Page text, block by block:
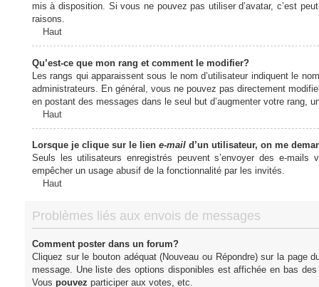
mis à disposition. Si vous ne pouvez pas utiliser d’avatar, c’est
raisons.
Haut
Qu’est-ce que mon rang et comment le modifier?
Les rangs qui apparaissent sous le nom d’utilisateur indiquent le
administrateurs. En général, vous ne pouvez pas directement
en postant des messages dans le seul but d’augmenter votre rang,
Haut
Lorsque je clique sur le lien e-maild’un utilisateur, on me
Seuls les utilisateurs enregistrés peuvent s’envoyer des e-
empêcher un usage abusif de la fonctionnalité par les invités.
Haut
Problèmes liés aux envois de messages
Comment poster dans un forum?
Cliquez sur le bouton adéquat (Nouveau ou Répondre) sur la page
message. Une liste des options disponibles est affichée en bas
Vous pouvez participer aux votes, etc.